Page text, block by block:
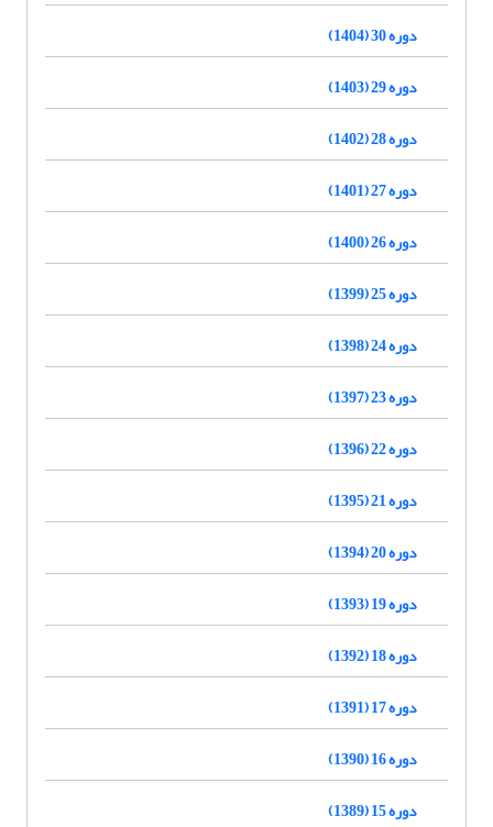
دوره 30 (1404)
دوره 29 (1403)
دوره 28 (1402)
دوره 27 (1401)
دوره 26 (1400)
دوره 25 (1399)
دوره 24 (1398)
دوره 23 (1397)
دوره 22 (1396)
دوره 21 (1395)
دوره 20 (1394)
دوره 19 (1393)
دوره 18 (1392)
دوره 17 (1391)
دوره 16 (1390)
دوره 15 (1389)